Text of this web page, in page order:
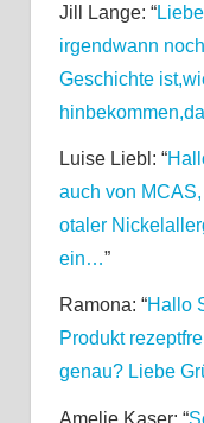
Jill Lange: “
irgendwann
Geschichte
Luise Liebl : “
auch von
otaler
ein…”
Ramona: “Hallo
Produkt
genau? Liebe
Amelie Kaser: “